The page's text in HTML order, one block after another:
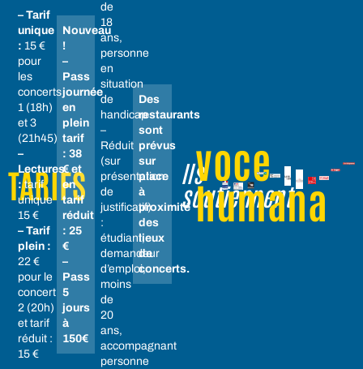
TARIFS
– Tarif
unique
: 15 €
pour
les
concerts
1 (18h)
et 3
(21h45)
–
Lectures
:tarif
unique
15 €
– Tarif
plein :
22 €
pour le
concert
2 (20h)
et tarif
réduit :
15 €
Nouveau
!
–
Pass
journée
en
plein
tarif
: 38
€ et
en
tarif
réduit
: 25
€
–
Pass
5
jours
à
150€
de
18
ans,
personne
en
situation
de
handicap
–
Réduit
(sur
présentation
de
justificatif)
:
étudiant,
demandeur
d’emploi,
moins
de
20
ans,
accompagnant
personne
Des
restaurants
sont
prévus
sur
place
à
proximité
des
lieux
de
concerts.
Ils
soutiennent
voce
humana